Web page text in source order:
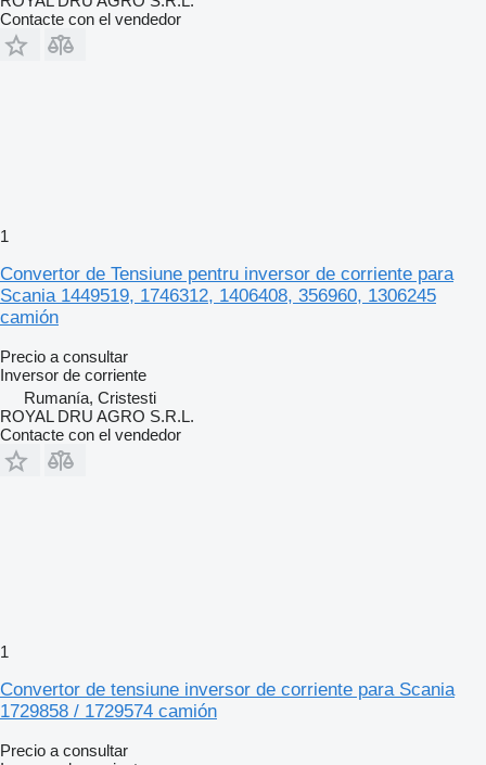
Contacte con el vendedor
1
Convertor de Tensiune pentru inversor de corriente para
Scania 1449519, 1746312, 1406408, 356960, 1306245
camión
Precio a consultar
Inversor de corriente
Rumanía, Cristesti
ROYAL DRU AGRO S.R.L.
Contacte con el vendedor
1
Convertor de tensiune inversor de corriente para Scania
1729858 / 1729574 camión
Precio a consultar